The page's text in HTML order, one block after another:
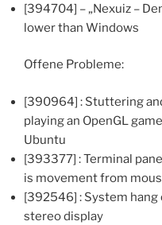
[394704] – „Nexuiz –
lower than Windows
Offene Probleme:
[390964] : Stuttering
playing an OpenGL
Ubuntu
[393377] : Terminal
is movement from
[392546] : System
stereo display